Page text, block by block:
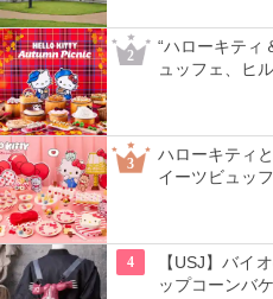
2
“ハローキティ
ュッフェ、ヒ
3
ハローキティ
イーツビュッ
4
【USJ】バイ
ップコーンバ